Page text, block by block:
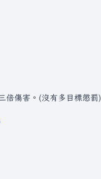
倍傷害。(沒有多目標懲罰)